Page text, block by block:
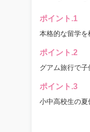
ポイント.1
本格的な留学を
ポイント.2
グアム旅行で子
ポイント.3
小中高校生の